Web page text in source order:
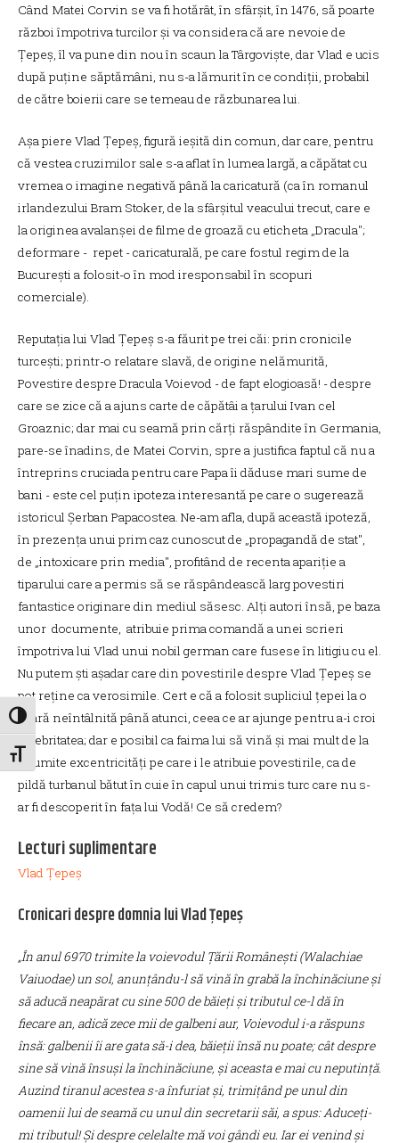
Toggle High Contrast
Toggle Font size
Când Matei Corvin se va fi hotărât, în sfârșit, în 1476, să poarte
război împotriva turcilor și va considera că are nevoie de
Țepeș, îl va pune din nou în scaun la Târgoviște, dar Vlad e ucis
după puține săptămâni, nu s-a lămurit în ce condiții, probabil
de către boierii care se temeau de răzbunarea lui.
Așa piere Vlad Țepeș, figură ieșită din comun, dar care, pentru
că vestea cruzimilor sale s-a aflat în lumea largă, a căpătat cu
vremea o imagine negativă până la caricatură (ca în romanul
irlandezului Bram Stoker, de la sfârșitul veacului trecut, care e
la originea avalanșei de filme de groază cu eticheta „Dracula";
deformare - repet - caricaturală, pe care fostul regim de la
București a folosit-o în mod iresponsabil în scopuri
comerciale).
Reputația lui Vlad Țepeș s-a făurit pe trei căi: prin cronicile
turcești; printr-o relatare slavă, de origine nelămurită,
Povestire despre Dracula Voievod - de fapt elogioasă! - despre
care se zice că a ajuns carte de căpătâi a țarului Ivan cel
Groaznic; dar mai cu seamă prin cărți răspândite în Germania,
pare-se înadins, de Matei Corvin, spre a justifica faptul că nu a
întreprins cruciada pentru care Papa îi dăduse mari sume de
bani - este cel puțin ipoteza interesantă pe care o sugerează
istoricul Șerban Papacostea. Ne-am afla, după această ipoteză,
în prezența unui prim caz cunoscut de „propagandă de stat",
de „intoxicare prin media", profitând de recenta apariție a
tiparului care a permis să se răspândească larg povestiri
fantastice originare din mediul săsesc. Alți autori însă, pe baza
unor documente, atribuie prima comandă a unei scrieri
împotriva lui Vlad unui nobil german care fusese în litigiu cu el.
Nu putem ști așadar care din povestirile despre Vlad Țepeș se
pot reține ca verosimile. Cert e că a folosit supliciul țepei la o
scară neîntâlnită până atunci, ceea ce ar ajunge pentru a-i croi
celebritatea; dar e posibil ca faima lui să vină și mai mult de la
anumite excentricități pe care i le atribuie povestirile, ca de
pildă turbanul bătut în cuie în capul unui trimis turc care nu s-
ar fi descoperit în fața lui Vodă! Ce să credem?
Lecturi suplimentare
Vlad Țepeș
Cronicari despre domnia lui Vlad Țepeș
„În anul 6970 trimite la voievodul Țării Românești (Walachiae
Vaiuodae) un sol, anunțându-l să vină în grabă la închinăciune și
să aducă neapărat cu sine 500 de băieți și tributul ce-l dă în
fiecare an, adică zece mii de galbeni aur, Voievodul i-a răspuns
însă: galbenii îi are gata să-i dea, băieții însă nu poate; cât despre
sine să vină însuși la închinăciune, și aceasta e mai cu neputință.
Auzind tiranul acestea s-a înfuriat și, trimițând pe unul din
oamenii lui de seamă cu unul din secretarii săi, a spus: Aduceți-
mi tributul! Și despre celelalte mă voi gândi eu. Iar ei venind și